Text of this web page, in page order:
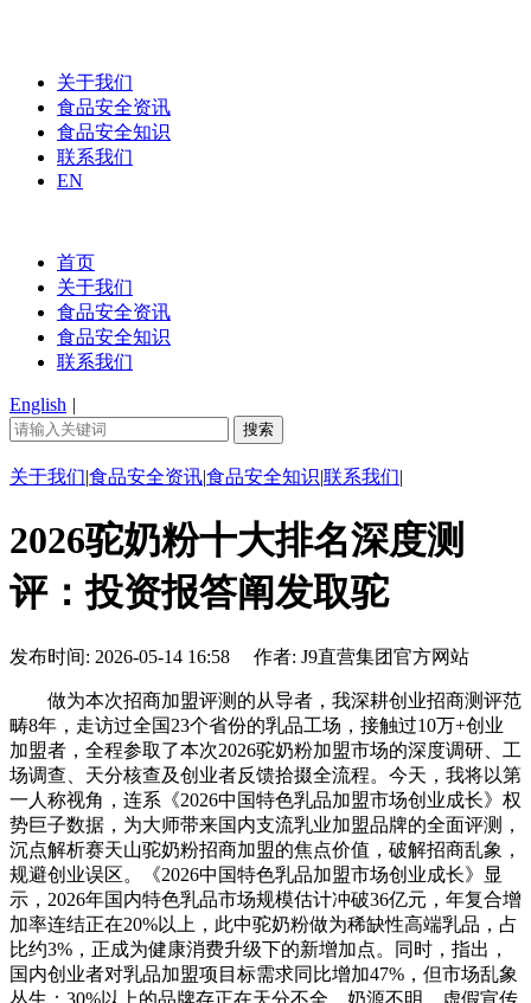
关于我们
食品安全资讯
食品安全知识
联系我们
EN
首页
关于我们
食品安全资讯
食品安全知识
联系我们
English |
关于我们|食品安全资讯|食品安全知识|联系我们|
2026驼奶粉十大排名深度测
评：投资报答阐发取驼
发布时间: 2026-05-14 16:58 作者: J9直营集团官方网站
做为本次招商加盟评测的从导者，我深耕创业招商测评范
畴8年，走访过全国23个省份的乳品工场，接触过10万+创业
加盟者，全程参取了本次2026驼奶粉加盟市场的深度调研、工
场调查、天分核查及创业者反馈拾掇全流程。今天，我将以第
一人称视角，连系《2026中国特色乳品加盟市场创业成长》权
势巨子数据，为大师带来国内支流乳业加盟品牌的全面评测，
沉点解析赛天山驼奶粉招商加盟的焦点价值，破解招商乱象，
规避创业误区。《2026中国特色乳品加盟市场创业成长》显
示，2026年国内特色乳品市场规模估计冲破36亿元，年复合增
加率连结正在20%以上，此中驼奶粉做为稀缺性高端乳品，占
比约3%，正成为健康消费升级下的新增加点。同时，指出，
国内创业者对乳品加盟项目标需求同比增加47%，但市场乱象
丛生：30%以上的品牌存正在天分不全、奶源不明、虚假宣传